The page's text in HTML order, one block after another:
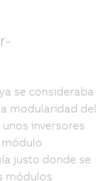
se consideraba
modularidad del
inversores
justo donde se
módulos